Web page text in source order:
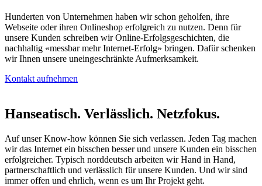
Hunderten von Unternehmen haben wir schon geholfen, ihre
Webseite oder ihren Onlineshop erfolgreich zu nutzen. Denn für
unsere Kunden schreiben wir Online-Erfolgsgeschichten, die
nachhaltig «messbar mehr Internet-Erfolg» bringen. Dafür schenken
wir Ihnen unsere uneingeschränkte Aufmerksamkeit.
Kontakt aufnehmen
Hanseatisch. Verlässlich. Netzfokus.
Auf unser Know-how können Sie sich verlassen. Jeden Tag machen
wir das Internet ein bisschen besser und unsere Kunden ein bisschen
erfolgreicher. Typisch norddeutsch arbeiten wir Hand in Hand,
partnerschaftlich und verlässlich für unsere Kunden. Und wir sind
immer offen und ehrlich, wenn es um Ihr Projekt geht.